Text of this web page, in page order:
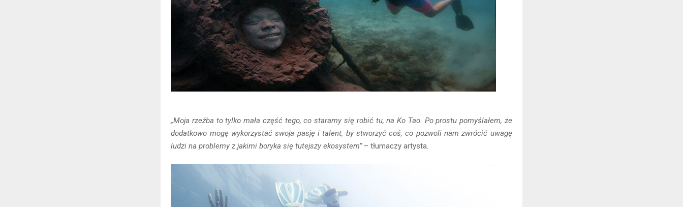
„Moja rzeźba to tylko mała część tego, co staramy się robić tu, na Ko Tao. Po prostu pomyślałem, że
dodatkowo mogę wykorzystać swoja pasję i talent, by stworzyć coś, co pozwoli nam zwrócić uwagę
ludzi na problemy z jakimi boryka się tutejszy ekosystem”– tłumaczy artysta.